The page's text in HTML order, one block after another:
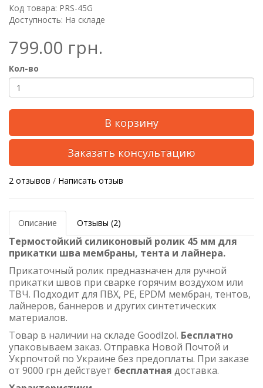
Код товара: PRS-45G
Доступность: На складе
799.00 грн.
Кол-во
В корзину
Заказать консультацию
2 отзывов / Написать отзыв
Описание Отзывы (2)
Термостойкий силиконовый ролик 45 мм для
прикатки шва мембраны, тента и лайнера.
Прикаточный ролик предназначен для ручной
прикатки швов при сварке горячим воздухом или
ТВЧ. Подходит для ПВХ, PE, EPDM мембран, тентов,
лайнеров, баннеров и других синтетических
материалов.
Товар в наличии на складе GoodIzol. Бесплатно
упаковываем заказ. Отправка Новой Почтой и
Укрпочтой по Украине без предоплаты. При заказе
от 9000 грн действует бесплатная доставка.